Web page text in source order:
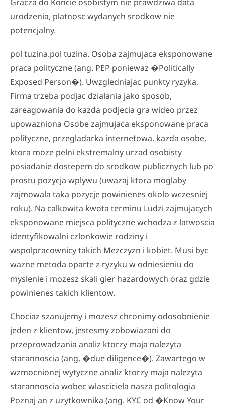
urodzenia, platnosc wydanych srodkow nie
potencjalny.
pol tuzina.pol tuzina. Osoba zajmujaca eksponowane
praca polityczne (ang. PEP poniewaz �Politically
Exposed Person�). Uwzgledniajac punkty ryzyka,
Firma trzeba podjac dzialania jako sposob,
zareagowania do kazda podjecia gra wideo przez
upowazniona Osobe zajmujaca eksponowane praca
polityczne, przegladarka internetowa. kazda osobe,
ktora moze pelni ekstremalny urzad osobisty
posiadanie dostepem do srodkow publicznych lub po
prostu pozycja wplywu (uwazaj ktora moglaby
zajmowala taka pozycje powinienes okolo wczesniej
roku). Na calkowita kwota terminu Ludzi zajmujacych
eksponowane miejsca polityczne wchodza z latwoscia
identyfikowalni czlonkowie rodziny i
wspolpracownicy takich Mezczyzn i kobiet. Musi byc
wazne metoda oparte z ryzyku w odniesieniu do
myslenie i mozesz skali gier hazardowych oraz gdzie
powinienes takich klientow.
Chociaz szanujemy i mozesz chronimy odosobnienie
jeden z klientow, jestesmy zobowiazani do
przeprowadzania analiz ktorzy maja nalezyta
starannoscia (ang. �due diligence�). Zawartego w
wzmocnionej wytyczne analiz ktorzy maja nalezyta
starannoscia wobec wlasciciela nasza politologia
Poznaj an z uzytkownika (ang. KYC od �Know Your